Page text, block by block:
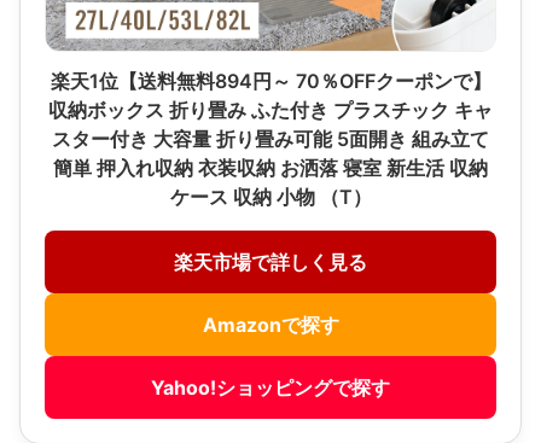
楽天1位【送料無料894円～ 70％OFFクーポンで】
収納ボックス 折り畳み ふた付き プラスチック キャ
スター付き 大容量 折り畳み可能 5面開き 組み立て
簡単 押入れ収納 衣装収納 お洒落 寝室 新生活 収納
ケース 収納 小物 （T）
楽天市場で詳しく見る
Amazonで探す
Yahoo!ショッピングで探す